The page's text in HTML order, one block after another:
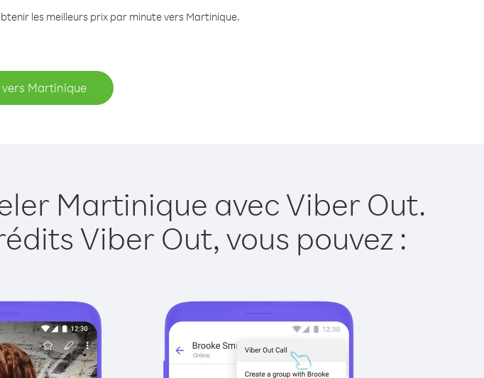
les meilleurs prix par minute vers Martinique.
Martinique
Martinique avec Viber Out.
Viber Out, vous pouvez :